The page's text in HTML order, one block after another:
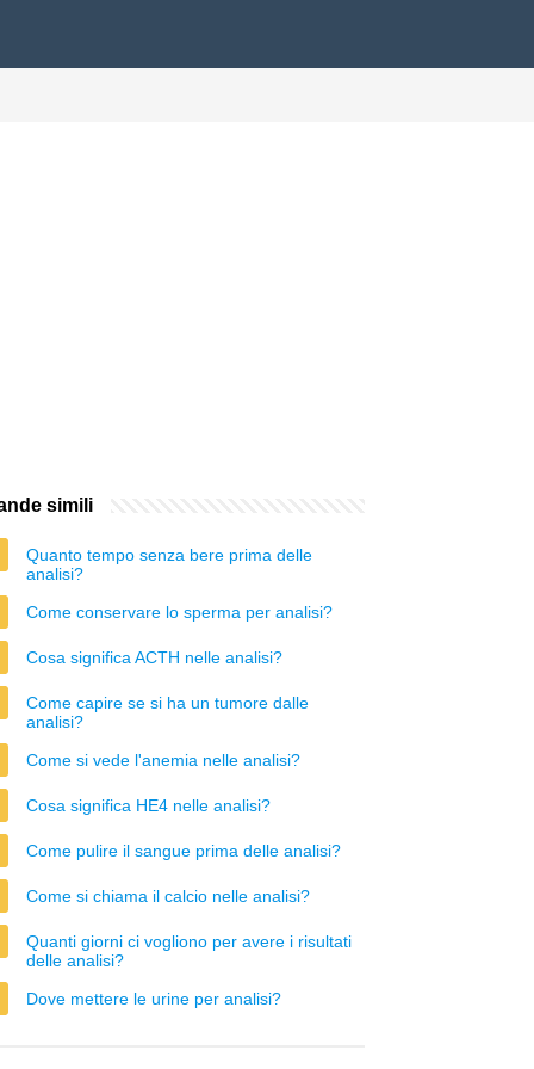
simili
Quanto tempo senza bere prima delle
analisi?
Come conservare lo sperma per analisi?
Cosa significa ACTH nelle analisi?
Come capire se si ha un tumore dalle
analisi?
Come si vede l'anemia nelle analisi?
Cosa significa HE4 nelle analisi?
Come pulire il sangue prima delle analisi?
Come si chiama il calcio nelle analisi?
Quanti giorni ci vogliono per avere i risultati
delle analisi?
Dove mettere le urine per analisi?